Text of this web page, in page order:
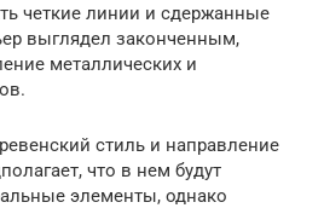
четкие линии и сдержанные
выглядел законченным,
металлических и
стиль и направление
что в нем будут
элементы, однако